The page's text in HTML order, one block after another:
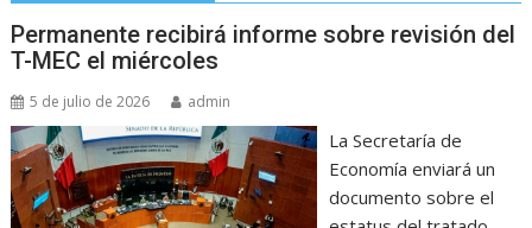
Permanente recibirá informe sobre revisión del
T-MEC el miércoles
5 de julio de 2026 admin
La Secretaría de
Economía enviará un
documento sobre el